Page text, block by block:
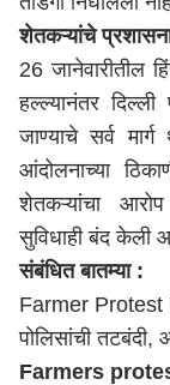
शेतकऱ्यांचे
26 जानेवारीतील
हल्ल्यानंतर दिल्ली
जाण्याचे सर्व
आंदोलनाच्या
शेतकऱ्यांचा
सुविधाही बंद केली
संबंधित बातम्या :
Farmer Protest
पोलिसांची
Farmers